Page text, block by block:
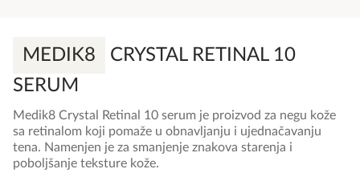
MEDIK8
CRYSTAL RETINAL 10
SERUM
Medik8 Crystal Retinal 10 serum je proizvod za negu kože
sa retinalom koji pomaže u obnavljanju i ujednačavanju
tena. Namenjen je za smanjenje znakova starenja i
poboljšanje teksture kože.